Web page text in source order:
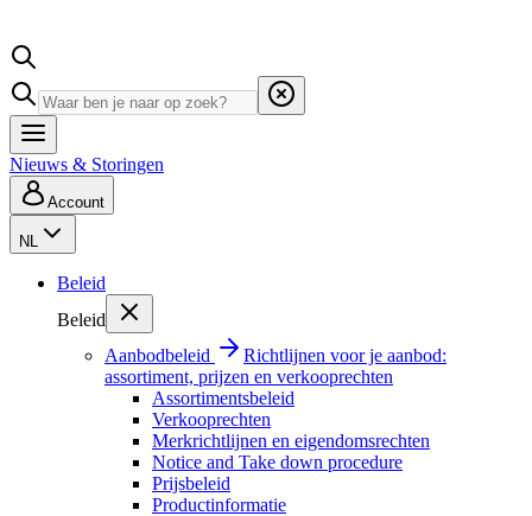
Nieuws & Storingen
Account
NL
Beleid
Beleid
Aanbodbeleid
Richtlijnen voor je aanbod:
assortiment, prijzen en verkooprechten
Assortimentsbeleid
Verkooprechten
Merkrichtlijnen en eigendomsrechten
Notice and Take down procedure
Prijsbeleid
Productinformatie